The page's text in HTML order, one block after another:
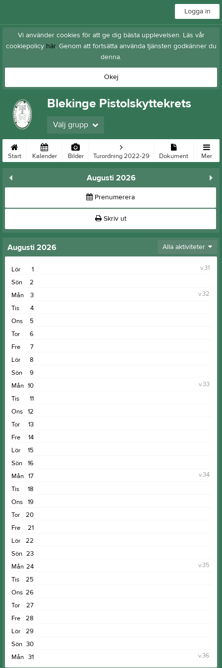
Logga in
Vi använder cookies för att ge dig bästa upplevelsen. Läs vår
cookiepolicy här. Genom att fortsätta använda tjänsten godkänner du
denna.
Okej
Blekinge Pistolskyttekrets
Välj grupp
Start Kalender Bilder Turordning 2022-29 Dokument Mer
Augusti 2026
Prenumerera
Skriv ut
Augusti 2026 Alla aktiviteter
1
Lör
v.31
2
Sön
3
Mån
v.32
4
Tis
5
Ons
6
Tor
7
Fre
8
Lör
9
Sön
10
Mån
v.33
11
Tis
12
Ons
13
Tor
14
Fre
15
Lör
16
Sön
17
Mån
v.34
18
Tis
19
Ons
20
Tor
21
Fre
22
Lör
23
Sön
24
Mån
v.35
25
Tis
26
Ons
27
Tor
28
Fre
29
Lör
30
Sön
31
Mån v.36